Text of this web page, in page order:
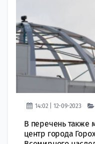
14:02 | 12-09-2023
В перечень также
центр города